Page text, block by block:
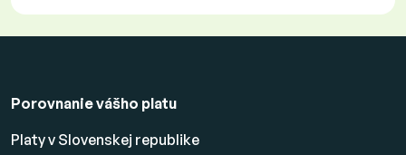
Porovnanie vášho platu
Platy v Slovenskej republike